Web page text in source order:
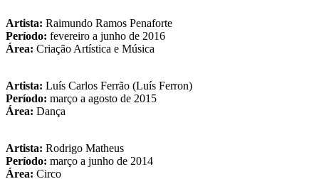
Artista: Raimundo Ramos Penaforte
Período: fevereiro a junho de 2016
Área: Criação Artística e Música
Artista: Luís Carlos Ferrão (Luís Ferron)
Período: março a agosto de 2015
Área: Dança
Artista: Rodrigo Matheus
Período: março a junho de 2014
Área: Circo